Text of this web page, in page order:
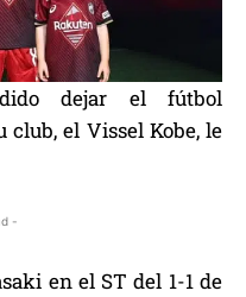
dejar el fútbol
club, el Vissel Kobe, le
-
en el ST del 1-1 de